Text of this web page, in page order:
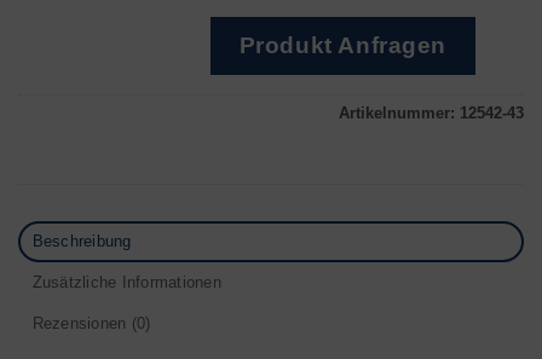
Produkt Anfragen
Artikelnummer: 12542-43
Beschreibung
Zusätzliche Informationen
Rezensionen (0)